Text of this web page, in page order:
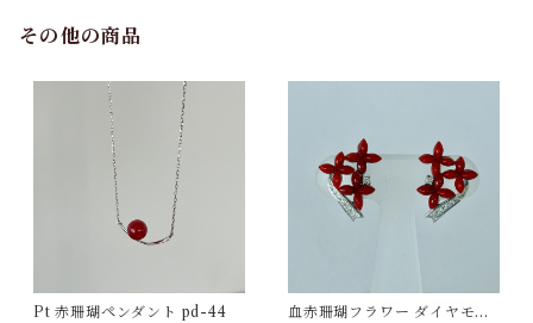
その他の商品
Pt 赤珊瑚ペンダント pd-44
血赤珊瑚フラワー ダイヤモン